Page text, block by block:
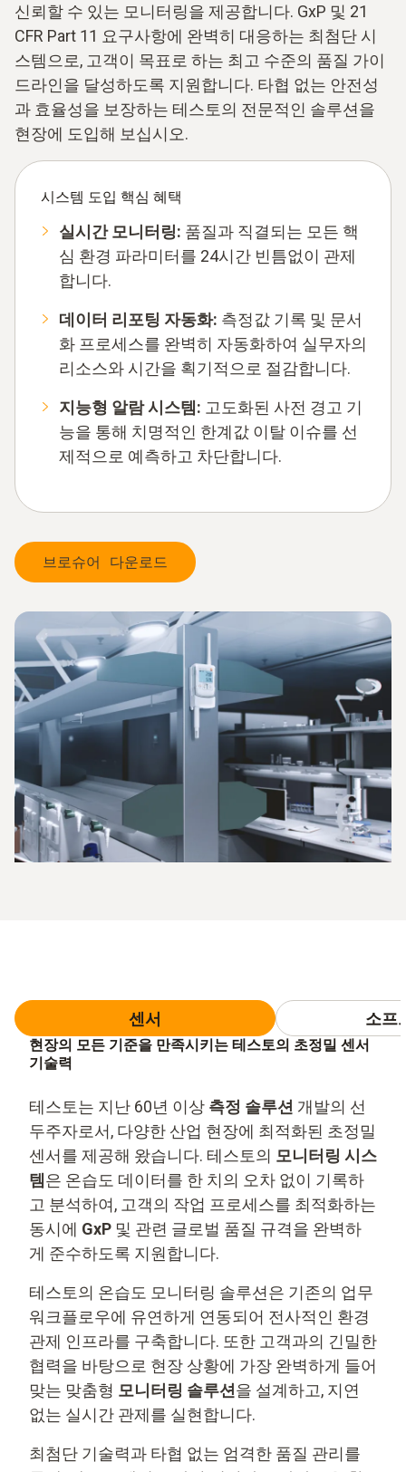
신뢰할 수 있는 모니터링을 제공합니다. GxP 및 21
CFR Part 11 요구사항에 완벽히 대응하는 최첨단 시
스템으로, 고객이 목표로 하는 최고 수준의 품질 가이
드라인을 달성하도록 지원합니다. 타협 없는 안전성
과 효율성을 보장하는 테스토의 전문적인 솔루션을
현장에 도입해 보십시오.
시스템 도입 핵심 혜택
실시간 모니터링: 품질과 직결되는 모든 핵
심 환경 파라미터를 24시간 빈틈없이 관제
합니다.
데이터 리포팅 자동화: 측정값 기록 및 문서
화 프로세스를 완벽히 자동화하여 실무자의
리소스와 시간을 획기적으로 절감합니다.
지능형 알람 시스템: 고도화된 사전 경고 기
능을 통해 치명적인 한계값 이탈 이슈를 선
제적으로 예측하고 차단합니다.
브로슈어 다운로드
센서 소프
현장의 모든 기준을 만족시키는 테스토의 초정밀 센서
기술력
테스토는 지난 60년 이상 측정 솔루션 개발의 선
두주자로서, 다양한 산업 현장에 최적화된 초정밀
센서를 제공해 왔습니다. 테스토의 모니터링 시스
템 은 온습도 데이터를 한 치의 오차 없이 기록하
고 분석하여, 고객의 작업 프로세스를 최적화하는
동시에 GxP 및 관련 글로벌 품질 규격을 완벽하
게 준수하도록 지원합니다.
테스토의 온습도 모니터링 솔루션은 기존의 업무
워크플로우에 유연하게 연동되어 전사적인 환경
관제 인프라를 구축합니다. 또한 고객과의 긴밀한
협력을 바탕으로 현장 상황에 가장 완벽하게 들어
맞는 맞춤형 모니터링 솔루션을 설계하고, 지연
없는 실시간 관제를 실현합니다.
최첨단 기술력과 타협 없는 엄격한 품질 관리를